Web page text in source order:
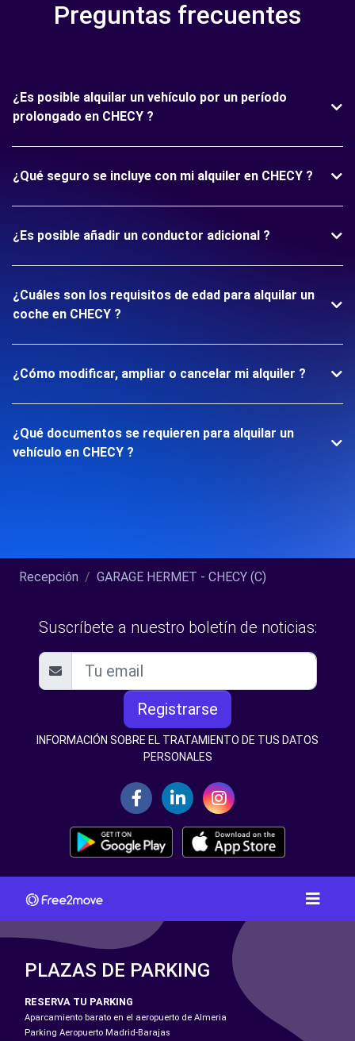
Preguntas frecuentes
¿Es posible alquilar un vehículo por un período
prolongado en CHECY ?
¿Qué seguro se incluye con mi alquiler en CHECY ?
¿Es posible añadir un conductor adicional ?
¿Cuáles son los requisitos de edad para alquilar un
coche en CHECY ?
¿Cómo modificar, ampliar o cancelar mi alquiler ?
¿Qué documentos se requieren para alquilar un
vehículo en CHECY ?
Recepción GARAGE HERMET - CHECY (C)
Suscríbete a nuestro boletín de noticias:
Registrarse
INFORMACIÓN SOBRE EL TRATAMIENTO DE TUS DATOS
PERSONALES
PLAZAS DE PARKING
RESERVA TU PARKING
Aparcamiento barato en el aeropuerto de Almeria
Parking Aeropuerto Madrid-Barajas